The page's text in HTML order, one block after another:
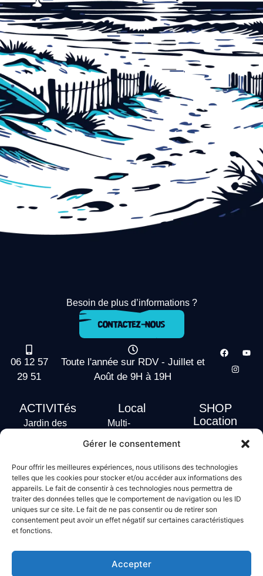
Gérer le consentement
Pour offrir les meilleures expériences, nous utilisons des technologies
telles que les cookies pour stocker et/ou accéder aux informations des
appareils. Le fait de consentir à ces technologies nous permettra de
traiter des données telles que le comportement de navigation ou les ID
uniques sur ce site. Le fait de ne pas consentir ou de retirer son
consentement peut avoir un effet négatif sur certaines caractéristiques
et fonctions.
Accepter
Besoin de plus d’informations ?
06 12 57
29 51
Toute l'année sur RDV - Juillet et
Août de 9H à 19H
ACTIVITés
Jardin des
Stand Up
Paddle
Bodyboard
Local
Multi-
Hébergement
SHOP
Location
Politique de confidentialité